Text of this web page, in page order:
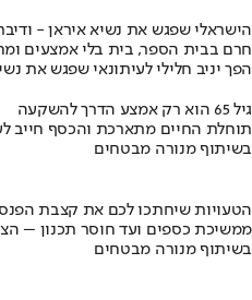
הישראלי שפגש את נשיא איראן -
חרם בבית הספר, בית בלי אמצעים
הפך יניב חלילי לעיתונאי שפגש את
גיל 65 הוא רק אמצע הדרך להשקעה
תוחלת החיים מתארכת והכסף חייב
בשיתוף מנורה מבטחים
הטעויות שיחתכו לכם את קצבת
ממשיכת כספים ועד חוסר תכנון –
בשיתוף מנורה מבטחים